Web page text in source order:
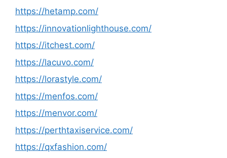
https://hetamp.com/
https://innovationlighthouse.com/
https://itchest.com/
https://lacuvo.com/
https://lorastyle.com/
https://menfos.com/
https://menvor.com/
https://perthtaxiservice.com/
https://qxfashion.com/